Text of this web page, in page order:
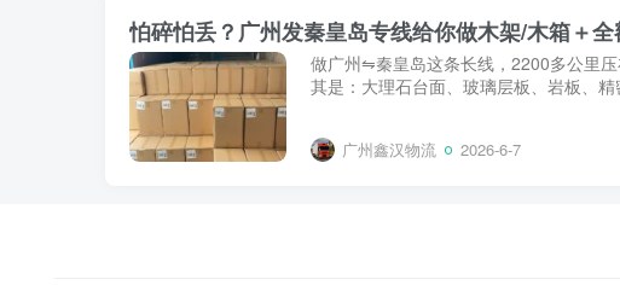
怕碎怕丢？广州发秦皇岛专线给你做木架/木箱＋全
做广州⇋秦皇岛这条长线，2200多公里
其是：大理石台面、玻璃层板、岩板、
广州鑫汉物流 2026-6-7